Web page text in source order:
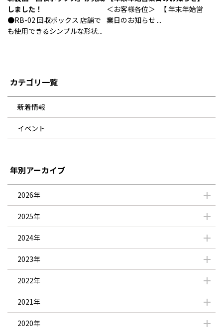
しました！
●RB-02 回収ボックス 店舗で
も使用できるシンプルな形状...
＜お客様各位＞ 【 年末年始営
業日のお知らせ ...
カテゴリ一覧
新着情報
イベント
年別アーカイブ
2026年
2025年
2024年
2023年
2022年
2021年
2020年